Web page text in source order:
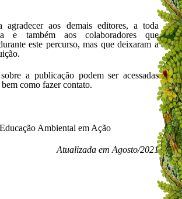
agradecer aos demais editores, a toda
e também aos colaboradores que
este percurso, mas que deixaram a
a publicação podem ser acessadas
como fazer contato.
Ambiental em Ação
Atualizada em Agosto/2021